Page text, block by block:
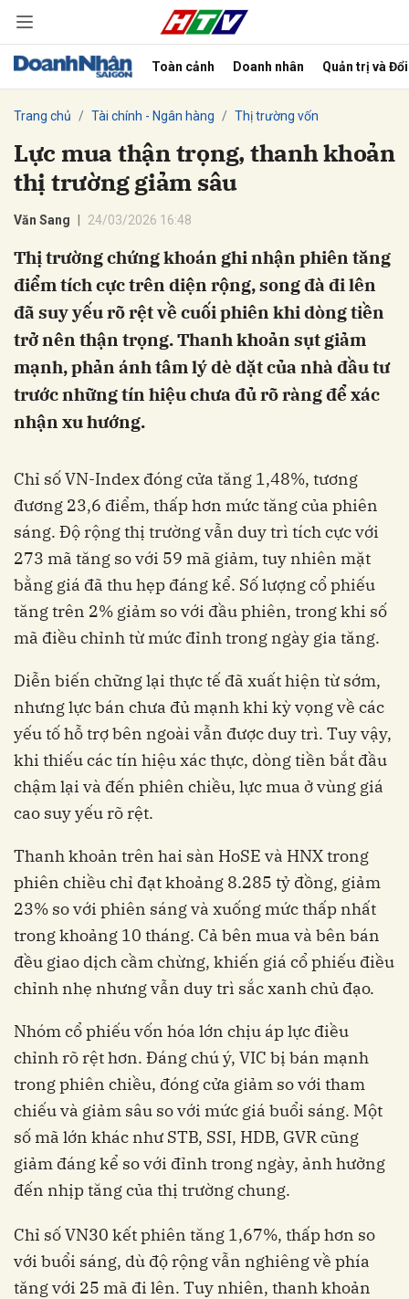
Toàn cảnh Doanh nhân Quản trị và
Trang chủ Tài chính - Ngân hàng Thị trường vốn
Lực mua thận trọng, thanh khoản
thị trường giảm sâu
Văn Sang 24/03/2026 16:48
Thị trường chứng khoán ghi nhận phiên tăng
điểm tích cực trên diện rộng, song đà đi lên
đã suy yếu rõ rệt về cuối phiên khi dòng tiền
trở nên thận trọng. Thanh khoản sụt giảm
mạnh, phản ánh tâm lý dè dặt của nhà đầu tư
trước những tín hiệu chưa đủ rõ ràng để xác
nhận xu hướng.
Chỉ số VN-Index đóng cửa tăng 1,48%, tương
đương 23,6 điểm, thấp hơn mức tăng của phiên
sáng. Độ rộng thị trường vẫn duy trì tích cực với
273 mã tăng so với 59 mã giảm, tuy nhiên mặt
bằng giá đã thu hẹp đáng kể. Số lượng cổ phiếu
tăng trên 2% giảm so với đầu phiên, trong khi số
mã điều chỉnh từ mức đỉnh trong ngày gia tăng.
Diễn biến chững lại thực tế đã xuất hiện từ sớm,
nhưng lực bán chưa đủ mạnh khi kỳ vọng về các
yếu tố hỗ trợ bên ngoài vẫn được duy trì. Tuy vậy,
khi thiếu các tín hiệu xác thực, dòng tiền bắt đầu
chậm lại và đến phiên chiều, lực mua ở vùng giá
cao suy yếu rõ rệt.
Thanh khoản trên hai sàn HoSE và HNX trong
phiên chiều chỉ đạt khoảng 8.285 tỷ đồng, giảm
23% so với phiên sáng và xuống mức thấp nhất
trong khoảng 10 tháng. Cả bên mua và bên bán
đều giao dịch cầm chừng, khiến giá cổ phiếu điều
chỉnh nhẹ nhưng vẫn duy trì sắc xanh chủ đạo.
Nhóm cổ phiếu vốn hóa lớn chịu áp lực điều
chỉnh rõ rệt hơn. Đáng chú ý, VIC bị bán mạnh
trong phiên chiều, đóng cửa giảm so với tham
chiếu và giảm sâu so với mức giá buổi sáng. Một
số mã lớn khác như STB, SSI, HDB, GVR cũng
giảm đáng kể so với đỉnh trong ngày, ảnh hưởng
đến nhịp tăng của thị trường chung.
Chỉ số VN30 kết phiên tăng 1,67%, thấp hơn so
với buổi sáng, dù độ rộng vẫn nghiêng về phía
tăng với 25 mã đi lên. Tuy nhiên, thanh khoản
Hủy